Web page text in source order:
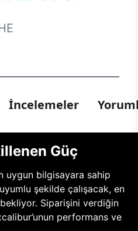
İncelemeler
Güç
uygun bilgisayara sahip
şekilde çalışacak, en
Siparişini verdiğin
performans ve